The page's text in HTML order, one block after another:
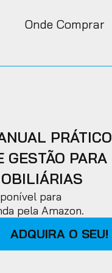
Onde Comprar
PRÁTICO
GESTÃO PARA
para
pela Amazon.
ADQUIRA O SEU!